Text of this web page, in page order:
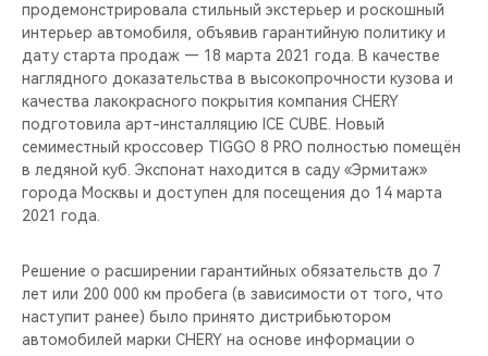
CHERY REMOTE
НАШИ МЕРОПРИЯТИЯ
ВИДЕООБЗОРЫ
продемонстрировала стильный экстерьер и роскошный
интерьер автомобиля, объявив гарантийную политику и
дату старта продаж — 18 марта 2021 года. В качестве
наглядного доказательства в высокопрочности кузова и
качества лакокрасного покрытия компания CHERY
подготовила арт-инсталляцию ICE CUBE. Новый
семиместный кроссовер TIGGO 8 PRO полностью помещён
в ледяной куб. Экспонат находится в саду «Эрмитаж»
города Москвы и доступен для посещения до 14 марта
2021 года.
Решение о расширении гарантийных обязательств до 7
лет или 200 000 км пробега (в зависимости от того, что
наступит ранее) было принято дистрибьютором
автомобилей марки CHERY на основе информации о